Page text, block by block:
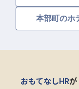
本部町のホ
おもてなしHRが